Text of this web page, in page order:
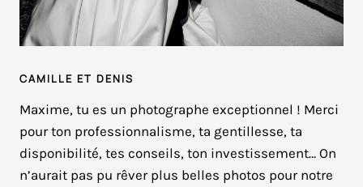
CAMILLE ET DENIS
Maxime, tu es un photographe exceptionnel ! Merci
pour ton professionnalisme, ta gentillesse, ta
disponibilité, tes conseils, ton investissement… On
n’aurait pas pu rêver plus belles photos pour notre